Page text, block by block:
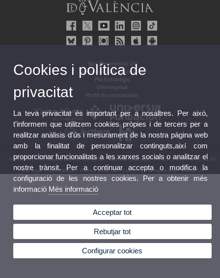
Seu Electrònica UV
Tauler oficial d'anuncis UV
Pla Estratègic
UVintegritat
Perfil de contractant
© 2026 UV. - Av. Blasco Ibáñez, 13. 46010 València. Espanya. Tel. UV: (+34) 963 86 41 00
Avís legal|Accessibilitat| Política privacitat| Cookies|Transparència|Bústia UV
Cookies i política de
privacitat
La teva privacitat és important per a nosaltres. Per això,
t'informem que utilitzem cookies pròpies i de tercers per a
realitzar anàlisis d'ús i mesurament de la nostra pàgina web
amb la finalitat de personalitzar continguts,així com
proporcionar funcionalitats a les xarxes socials o analitzar el
nostre trànsit. Per a continuar accepta o modifica la
configuració de les nostres cookies. Per a obtenir més
informació Més informació
Acceptar tot
Rebutjar tot
Configurar cookies